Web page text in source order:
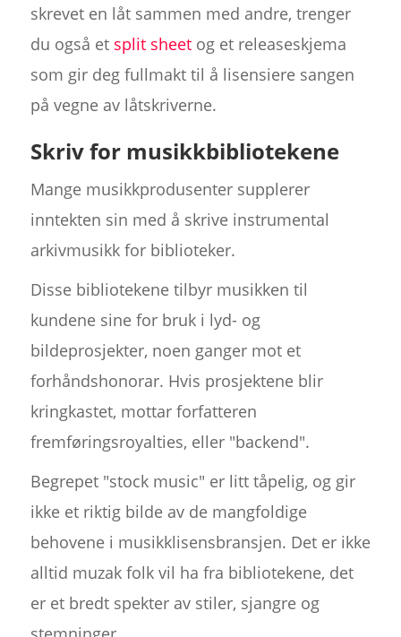
skrevet en låt sammen med andre, trenger
du også et split sheetog et releaseskjema
som gir deg fullmakt til å lisensiere sangen
på vegne av låtskriverne.
Skriv for musikkbibliotekene
Mange musikkprodusenter supplerer
inntekten sin med å skrive instrumental
arkivmusikk for biblioteker.
Disse bibliotekene tilbyr musikken til
kundene sine for bruk i lyd- og
bildeprosjekter, noen ganger mot et
forhåndshonorar. Hvis prosjektene blir
kringkastet, mottar forfatteren
fremføringsroyalties, eller "backend".
Begrepet "stock music" er litt tåpelig, og gir
ikke et riktig bilde av de mangfoldige
behovene i musikklisensbransjen. Det er ikke
alltid muzak folk vil ha fra bibliotekene, det
er et bredt spekter av stiler, sjangre og